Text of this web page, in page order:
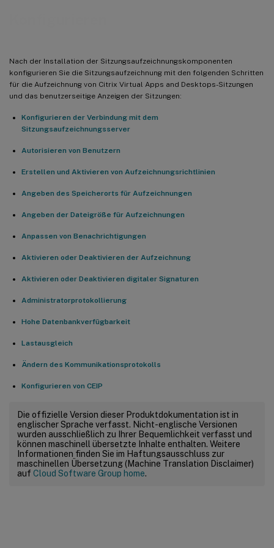
Nach der Installation der Sitzungsaufzeichnungskomponenten
konfigurieren Sie die Sitzungsaufzeichnung mit den folgenden Schritten
für die Aufzeichnung von Citrix Virtual Apps and Desktops-Sitzungen
und das benutzerseitige Anzeigen der Sitzungen:
Konfigurieren der Verbindung mit dem
Sitzungsaufzeichnungsserver
Autorisieren von Benutzern
Erstellen und Aktivieren von Aufzeichnungsrichtlinien
Angeben des Speicherorts für Aufzeichnungen
Angeben der Dateigröße für Aufzeichnungen
Anpassen von Benachrichtigungen
Aktivieren oder Deaktivieren der Aufzeichnung
Aktivieren oder Deaktivieren digitaler Signaturen
Administratorprotokollierung
Hohe Datenbankverfügbarkeit
Lastausgleich
Ändern des Kommunikationsprotokolls
Konfigurieren von CEIP
Die offizielle Version dieser Produktdokumentation ist in
englischer Sprache verfasst. Nicht-englische Versionen
wurden ausschließlich zu Ihrer Bequemlichkeit verfasst und
können maschinell übersetzte Inhalte enthalten. Weitere
Informationen finden Sie im Haftungsausschluss zur
maschinellen Übersetzung (Machine Translation Disclaimer)
auf Cloud Software Group home.